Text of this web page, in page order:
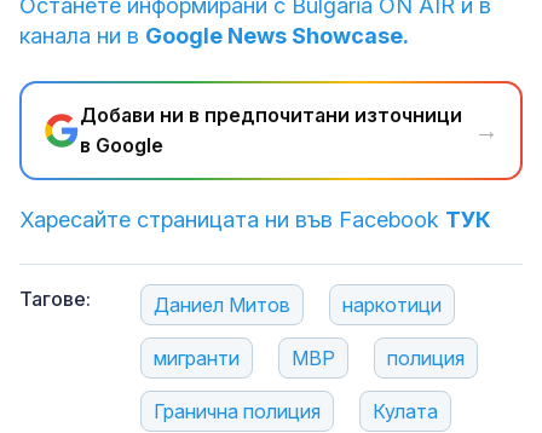
Останете информирани с Bulgaria ON AIR и в
канала ни в Google News Showcase.
Добави ни в предпочитани източници
в Google
→
Харесайте страницата ни във Facebook ТУК
Тагове: Даниел Митов наркотици
мигранти МВР полиция
Гранична полиция Кулата